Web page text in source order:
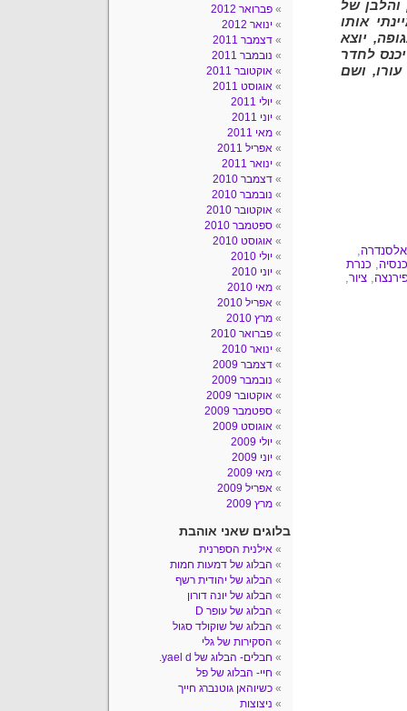
והלבן של
אותו
יוצא
לחדר
ושם
אלסנדרה,
כנסיה, כנרת
,ציור,
פברואר 2012
ינואר 2012
דצמבר 2011
נובמבר 2011
אוקטובר 2011
אוגוסט 2011
יולי 2011
יוני 2011
מאי 2011
אפריל 2011
ינואר 2011
דצמבר 2010
נובמבר 2010
אוקטובר 2010
ספטמבר 2010
אוגוסט 2010
יולי 2010
יוני 2010
מאי 2010
אפריל 2010
מרץ 2010
פברואר 2010
ינואר 2010
דצמבר 2009
נובמבר 2009
אוקטובר 2009
ספטמבר 2009
אוגוסט 2009
יולי 2009
יוני 2009
מאי 2009
אפריל 2009
מרץ 2009
בלוגים שאני אוהבת
אילנית הספרנית
הבלוג של דמעות חמות
הבלוג של יהודית רשף
הבלוג של יונה דורון
הבלוג של עופר D
הבלוג של שוקולד סגול
הסקירות של גלי
חבלים- הבלוג של yael d.
חיי- הבלוג של פל
כשיוהאן גוטנברג חייך
ניצוצות